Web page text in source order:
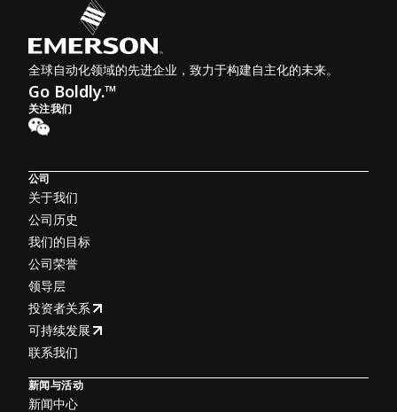
全球自动化领域的先进企业，致力于构建自主化的未来。
Go Boldly.™
关注我们
公司
关于我们
公司历史
我们的目标
公司荣誉
领导层
投资者关系
可持续发展
联系我们
新闻与活动
新闻中心